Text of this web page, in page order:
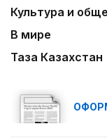
Культура и
В мире
Таза Казахстан